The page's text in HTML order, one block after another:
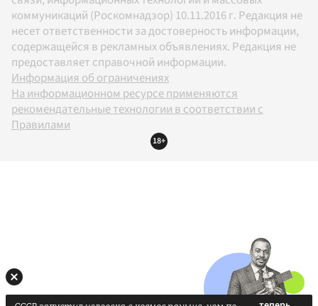
коммуникаций (Роскомнадзор) 10.11.2016 г. Редакция не
несет ответственности за достоверность информации,
содержащейся в рекламных объявлениях. Редакция не
предоставляет справочной информации.
Информация об ограничениях
На информационном ресурсе применяются
рекомендательные технологии в соответствии с
Правилами
18+